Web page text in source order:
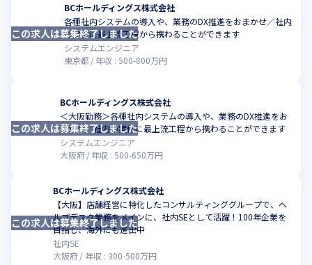
BCホールディングス株式会社
各種社内システムの導入や、業務のDX推進をおまかせ／社内
の案件に最上流工程から携わることができます
システムエンジニア
東京都
年収 :500-800万円
この求人は募集終了しました
BCホールディングス株式会社
＜大阪勤務＞各種社内システムの導入や、業務のDX推進をお
まかせ／社内の案件に最上流工程から携わることができます
システムエンジニア
大阪府
年収 :500-650万円
この求人は募集終了しました
BCホールディングス株式会社
【大阪】店舗経営に特化したコンサルティンググループで、ヘ
ルプデスク業務をメインに、社内SEとして活躍！100年企業を
目指し、海外にも進出中
社内SE
大阪府
年収 : 300-500万円
この求人は募集終了しました